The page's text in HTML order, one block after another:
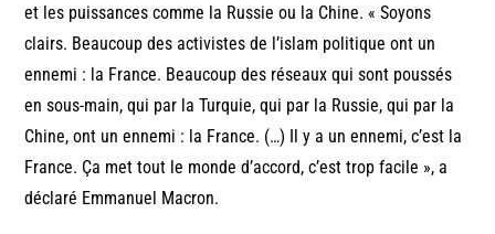
et les puissances comme la Russie ou la Chine. « Soyons
clairs. Beaucoup des activistes de l’islam politique ont un
ennemi : la France. Beaucoup des réseaux qui sont poussés
en sous-main, qui par la Turquie, qui par la Russie, qui par la
Chine, ont un ennemi : la France. (…) Il y a un ennemi, c’est la
France. Ça met tout le monde d’accord, c’est trop facile », a
déclaré Emmanuel Macron.